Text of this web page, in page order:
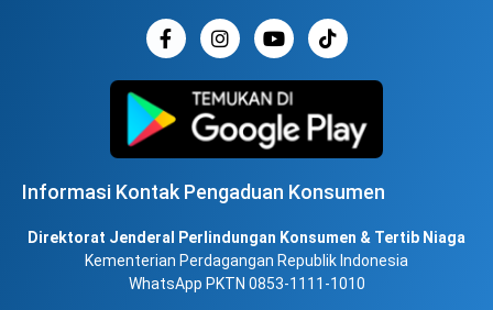
Informasi Kontak Pengaduan Konsumen
Direktorat Jenderal Perlindungan Konsumen & Tertib Niaga
Kementerian Perdagangan Republik Indonesia
WhatsApp PKTN 0853-1111-1010